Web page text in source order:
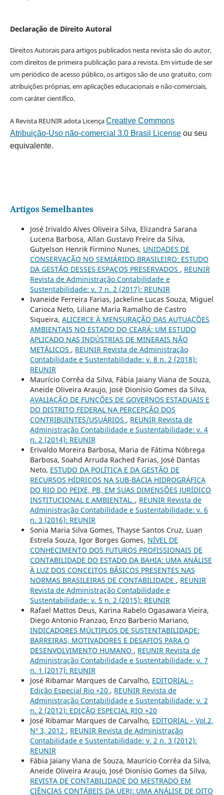
Declaração de Direito Autoral
Direitos Autorais para artigos publicados nesta revista são do autor,
com direitos de primeira publicação para a revista. Em virtude de ser
um periódico de acesso público, os artigos são de uso gratuito, com
atribuições próprias, em aplicações educacionais e não-comerciais,
com caráter científico.
A Revista REUNIR adota LicençaCreative Commons
Atribuição-Uso não-comercial 3.0 Brasil Licenseou seu
equivalente.
Artigos Semelhantes
José Irivaldo Alves Oliveira Silva, Elizandra Sarana
Lucena Barbosa, Allan Gustavo Freire da Silva,
Gutyelson Henrik Firmino Nunes, UNIDADES DE
CONSERVAÇÃO NO SEMIÁRIDO BRASILEIRO: ESTUDO
DA GESTÃO DESSES ESPAÇOS PRESERVADOS , REUNIR
Revista de Administração Contabilidade e
Sustentabilidade: v. 7 n. 2 (2017): REUNIR
Ivaneide Ferreira Farias, Jackeline Lucas Souza, Miguel
Carioca Neto, Liliane Maria Ramalho de Castro
Siqueira, ALICERCE À MENSURAÇÃO DAS AUTUAÇÕES
AMBIENTAIS NO ESTADO DO CEARÁ: UM ESTUDO
APLICADO NAS INDÚSTRIAS DE MINERAIS NÃO
METÁLICOS , REUNIR Revista de Administração
Contabilidade e Sustentabilidade: v. 8 n. 2 (2018):
REUNIR
Maurício Corrêa da Silva, Fábia Jaiany Viana de Souza,
Aneide Oliveira Araujo, José Dionísio Gomes da Silva,
AVALIAÇÃO DE FUNÇÕES DE GOVERNOS ESTADUAIS E
DO DISTRITO FEDERAL NA PERCEPÇÃO DOS
CONTRIBUINTES/USUÁRIOS , REUNIR Revista de
Administração Contabilidade e Sustentabilidade: v. 4
n. 2 (2014): REUNIR
Erivaldo Moreira Barbosa, Maria de Fátima Nóbrega
Barbosa, Soahd Arruda Rached Farias, José Dantas
Neto, ESTUDO DA POLÍTICA E DA GESTÃO DE
RECURSOS HÍDRICOS NA SUB-BACIA HIDROGRÁFICA
DO RIO DO PEIXE, PB, EM SUAS DIMENSÕES JURÍDICO
INSTITUCIONAL E AMBIENTAL. , REUNIR Revista de
Administração Contabilidade e Sustentabilidade: v. 6
n. 3 (2016): REUNIR
Sonia Maria Silva Gomes, Thayse Santos Cruz, Luan
Estrela Souza, Igor Borges Gomes, NÍVEL DE
CONHECIMENTO DOS FUTUROS PROFISSIONAIS DE
CONTABILIDADE DO ESTADO DA BAHIA: UMA ANÁLISE
À LUZ DOS CONCEITOS BÁSICOS PRESENTES NAS
NORMAS BRASILEIRAS DE CONTABILIDADE , REUNIR
Revista de Administração Contabilidade e
Sustentabilidade: v. 5 n. 2 (2015): REUNIR
Rafael Mattos Deus, Karina Rabelo Ogasawara Vieira,
Diego Antonio Franzao, Enzo Barberio Mariano,
INDICADORES MÚLTIPLOS DE SUSTENTABILIDADE:
BARREIRAS, MOTIVADORES E DESAFIOS PARA O
DESENVOLVIMENTO HUMANO , REUNIR Revista de
Administração Contabilidade e Sustentabilidade: v. 7
n. 1 (2017): REUNIR
José Ribamar Marques de Carvalho, EDITORIAL –
Edição Especial Rio +20 , REUNIR Revista de
Administração Contabilidade e Sustentabilidade: v. 2
n. 2 (2012): EDIÇÃO ESPECIAL RIO +20
José Ribamar Marques de Carvalho, EDITORIAL – Vol.2,
Nº 3, 2012 , REUNIR Revista de Administração
Contabilidade e Sustentabilidade: v. 2 n. 3 (2012):
REUNIR
Fábia Jaiany Viana de Souza, Maurício Corrêa da Silva,
Aneide Oliveira Araujo, José Dionísio Gomes da Silva,
REVISTA DE CONTABILIDADE DO MESTRADO EM
CIÊNCIAS CONTÁBEIS DA UERJ: UMA ANÁLISE DE OITO